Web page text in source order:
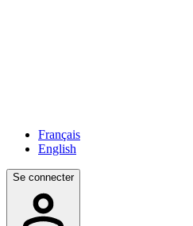
Français
English
Se connecter